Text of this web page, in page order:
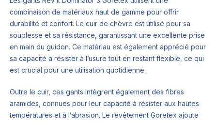
combinaison de matériaux haut de gamme pour offrir
durabilité et confort. Le cuir de chèvre est utilisé pour sa
souplesse et sa résistance, garantissant une excellente prise
en main du guidon. Ce matériau est également apprécié pour
sa capacité à résister à l’usure tout en restant flexible, ce qui
est crucial pour une utilisation quotidienne.
Outre le cuir, ces gants intègrent également des fibres
aramides, connues pour leur capacité à résister aux hautes
températures et à l’abrasion. Le revêtement Goretex ajoute